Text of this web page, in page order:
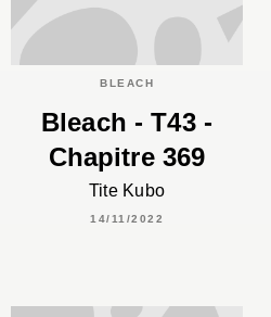
BLEACH
Bleach - T43 -
Chapitre 369
Tite Kubo
14/11/2022